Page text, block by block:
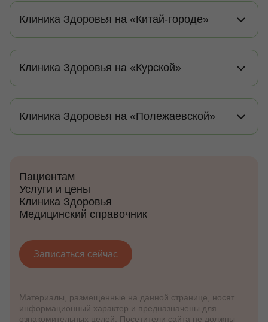
Клиника Здоровья на «Китай-городе»
Клиника Здоровья на «Курской»
Клиника Здоровья на «Полежаевской»
Пациентам
Услуги и цены
Клиника Здоровья
Медицинский справочник
Записаться сейчас
Материалы, размещенные на данной странице, носят
информационный характер и предназначены для
ознакомительных целей. Посетители сайта не должны